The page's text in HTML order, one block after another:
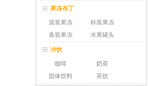
果冻布丁
袋装果冻
杯装果冻
条装果冻
水果罐头
冲饮
咖啡
奶茶
固体饮料
茶饮